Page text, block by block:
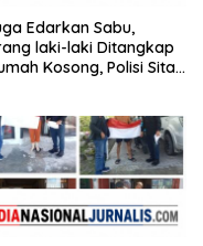
Edarkan Sabu,
laki-laki Ditangkap
Kosong, Polisi Sita